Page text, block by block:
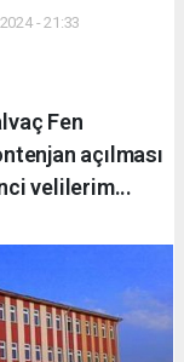
- 21:33
Fen
açılması
velilerim...